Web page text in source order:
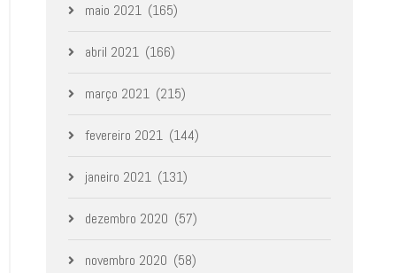
maio 2021 (165)
abril 2021 (166)
março 2021 (215)
fevereiro 2021 (144)
janeiro 2021 (131)
dezembro 2020 (57)
novembro 2020 (58)